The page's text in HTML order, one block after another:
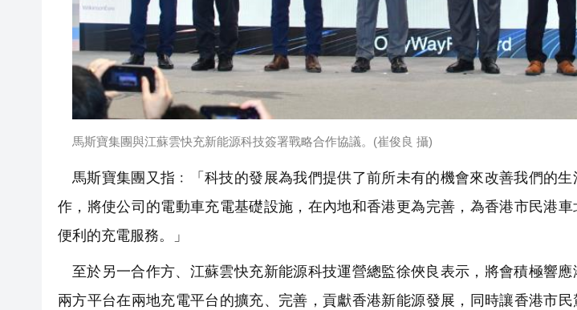
馬斯寶集團與江蘇雲快充新能源科技簽署戰略合作協議。(崔俊良 攝)
馬斯寶集團又指﹕「科技的發展為我們提供了前所未有的機會來改善我們的
作，將使公司的電動車充電基礎設施，在內地和香港更為完善，為香港市民港
便利的充電服務。」
至於另一合作方、江蘇雲快充新能源科技運營總監徐俠良表示，將會積極響
兩方平台在兩地充電平台的擴充、完善，貢獻香港新能源發展，同時讓香港市